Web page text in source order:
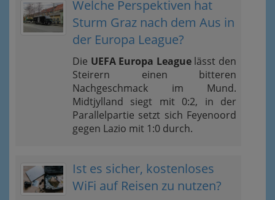
Welche Perspektiven hat
Sturm Graz nach dem Aus in
der Europa League?
Die UEFA Europa Leaguelässt den
Steirern einen bitteren
Nachgeschmack im Mund.
Midtjylland siegt mit 0:2, in der
Parallelpartie setzt sich Feyenoord
gegen Lazio mit 1:0 durch.
Ist es sicher, kostenloses
WiFi auf Reisen zu nutzen?